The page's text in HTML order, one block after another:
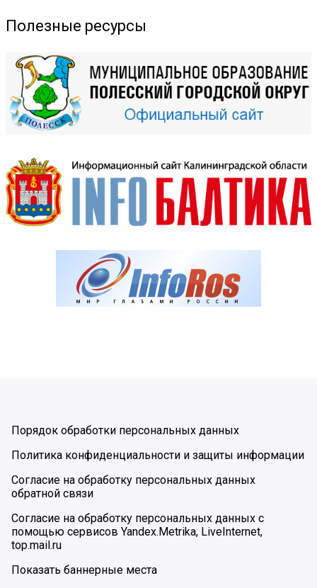
Полезные ресурсы
Порядок обработки персональных данных
Политика конфиденциальности и защиты информации
Согласие на обработку персональных данных
обратной связи
Согласие на обработку персональных данных с
помощью сервисов Yandex.Metrika, LiveInternet,
top.mail.ru
Показать баннерные места